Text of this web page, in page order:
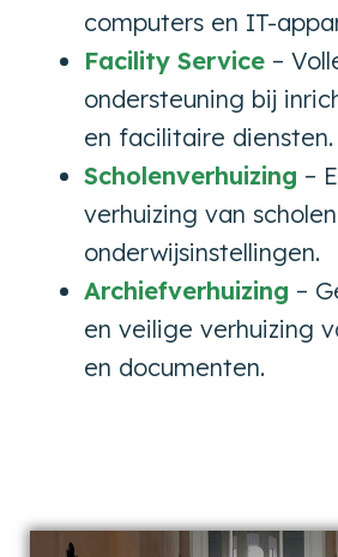
computers en IT-
Facility Service –
ondersteuning bij
en facilitaire diensten.
Scholenverhuizing –
verhuizing van
onderwijsinstellingen.
Archiefverhuizing –
en veilige verhuizing
en documenten.